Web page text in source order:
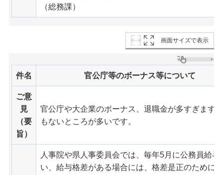
（総務課）
画面サイズで表示
件名 官公庁等のボーナス等について
ご意
見
（要
旨）
官公庁や大企業のボーナス、退職金が多すぎます
もないところが多いです。
人事院や県人事委員会では、毎年5月に公務員給
い、給与格差がある場合には、格差是正のために